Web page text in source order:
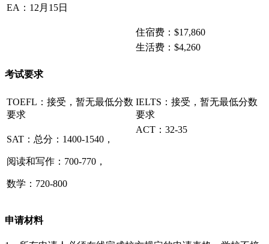
EA：12月15日
住宿费：$17,860
生活费：$4,260
考试要求
TOEFL：接受，暂无最低分数
要求
IELTS：接受，暂无最低分数
要求
SAT：总分：1400-1540，
阅读和写作：700-770，
数学：720-800
ACT：32-35
申请材料